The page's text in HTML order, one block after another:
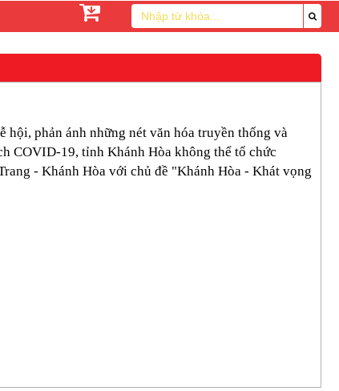
hội, phản ánh những nét văn hóa truyền thống và
COVID-19, tỉnh Khánh Hòa không thể tổ chức
- Khánh Hòa với chủ đề "Khánh Hòa - Khát vọng